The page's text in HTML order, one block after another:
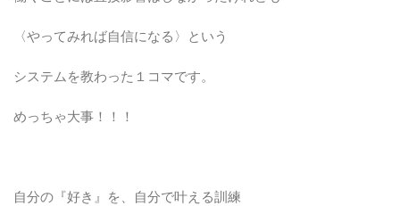
〈やってみれば自信になる〉という
システムを教わった１コマです。
めっちゃ大事！！！
自分の『好き』を、自分で叶える訓練